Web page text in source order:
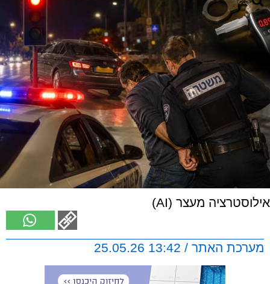
אילוסטרציה מעצר (AI)
מערכת האתר / 13:42 25.05.26